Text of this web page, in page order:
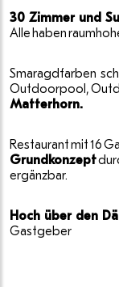
30 Zimmer und
Alle haben
Smaragdfarben
Outdoorpool,
Matterhorn.
Restaurant mit 16
Grundkonzept
ergänzbar.
Hoch über den
Gastgeber